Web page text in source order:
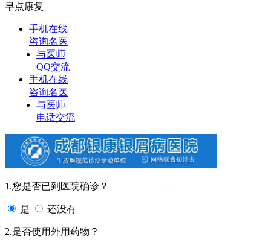
早点康复
手机在线
咨询名医
与医师
QQ交流
手机在线
咨询名医
与医师
电话交流
1.您是否已到医院确诊？
是 还没有
2.是否使用外用药物？